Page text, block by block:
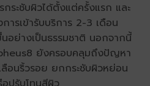
ระชับผิวได้ตั้งแต่ครั้งแรก และ
ารเข้ารับบริการ 2-3 เดือน
อย่างเป็นธรรมชาติ นอกจากนี้
ยังครอบคลุมถึงปัญหา
อนริ้วรอย ยกกระชับผิวหย่อน